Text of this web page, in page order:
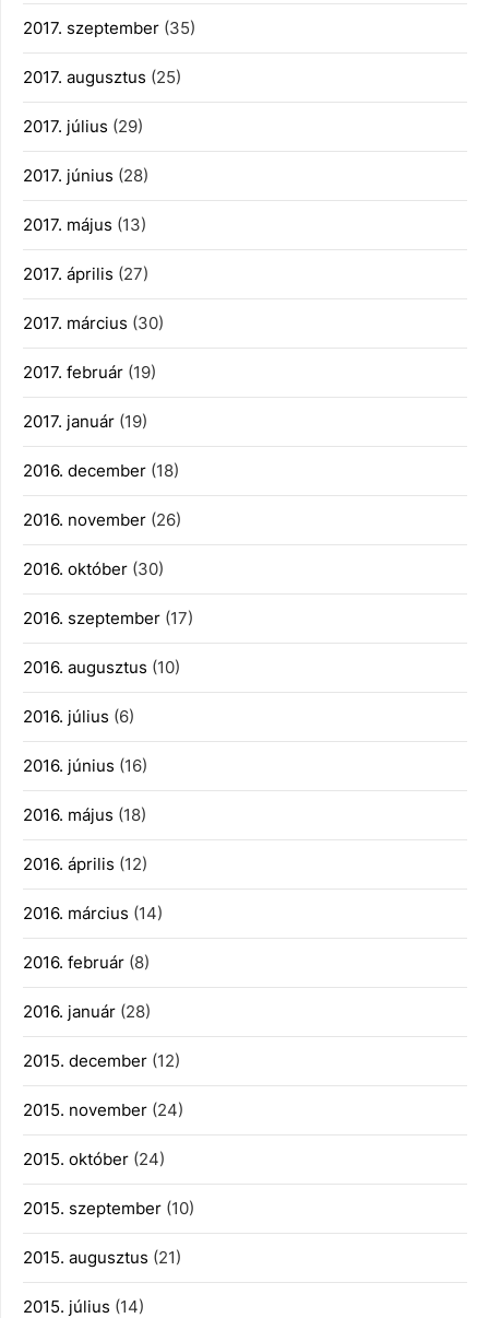
2017. szeptember (35)
2017. augusztus (25)
2017. július (29)
2017. június (28)
2017. május (13)
2017. április (27)
2017. március (30)
2017. február (19)
2017. január (19)
2016. december (18)
2016. november (26)
2016. október (30)
2016. szeptember (17)
2016. augusztus (10)
2016. július (6)
2016. június (16)
2016. május (18)
2016. április (12)
2016. március (14)
2016. február (8)
2016. január (28)
2015. december (12)
2015. november (24)
2015. október (24)
2015. szeptember (10)
2015. augusztus (21)
2015. július (14)